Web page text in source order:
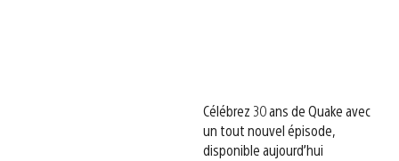
Célébrez 30 ans de Quake avec
un tout nouvel épisode,
disponible aujourd’hui